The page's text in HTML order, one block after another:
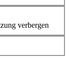
verbergen